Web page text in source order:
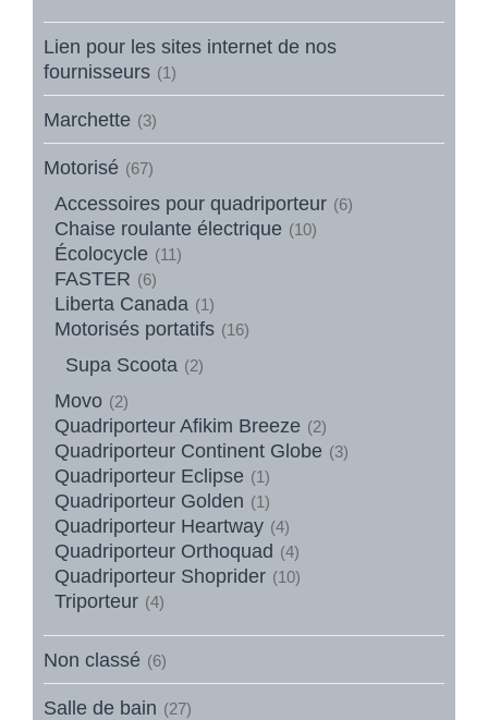
Lien pour les sites internet de nos
fournisseurs (1)
Marchette (3)
Motorisé (67)
Accessoires pour quadriporteur (6)
Chaise roulante électrique (10)
Écolocycle (11)
FASTER (6)
Liberta Canada (1)
Motorisés portatifs (16)
Supa Scoota (2)
Movo (2)
Quadriporteur Afikim Breeze (2)
Quadriporteur Continent Globe (3)
Quadriporteur Eclipse (1)
Quadriporteur Golden (1)
Quadriporteur Heartway (4)
Quadriporteur Orthoquad (4)
Quadriporteur Shoprider (10)
Triporteur (4)
Non classé (6)
Salle de bain (27)